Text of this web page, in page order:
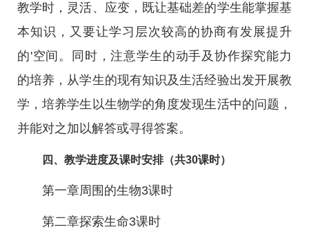
教学时，灵活、应变，既让基础差的学生能掌握基
本知识，又要让学习层次较高的协商有发展提升
的'空间。同时，注意学生的动手及协作探究能力
的培养，从学生的现有知识及生活经验出发开展教
学，培养学生以生物学的角度发现生活中的问题，
并能对之加以解答或寻得答案。
四、教学进度及课时安排（共30课时）
第一章周围的生物3课时
第二章探索生命3课时